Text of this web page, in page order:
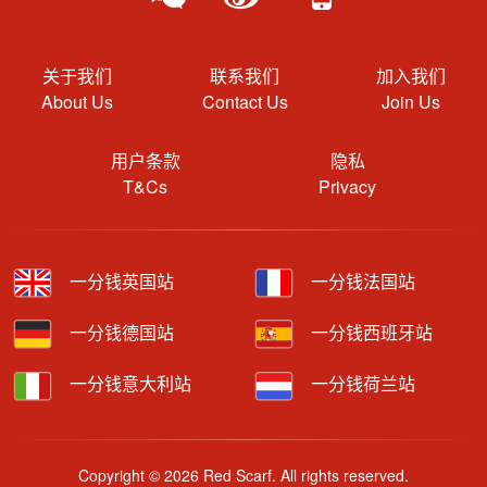
关于我们
About Us
联系我们
Contact Us
加入我们
Join Us
用户条款
T&Cs
隐私
Privacy
一分钱英国站 一分钱法国站
一分钱德国站 一分钱西班牙站
一分钱意大利站 一分钱荷兰站
Copyright © 2026 Red Scarf. All rights reserved.